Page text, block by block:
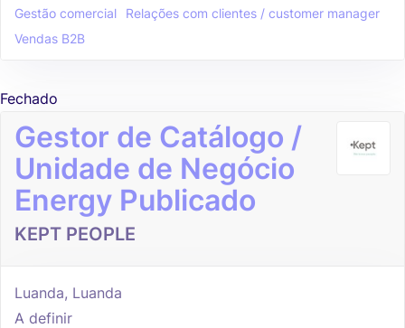
Gestão comercial
Relações com clientes / customer manager
Vendas B2B
Fechado
Gestor de Catálogo /
Unidade de Negócio
Energy Publicado
KEPT PEOPLE
Luanda, Luanda
A definir